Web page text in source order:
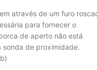
através de um furo
para fornecer o
de aperto não está
sonda de proximidade.